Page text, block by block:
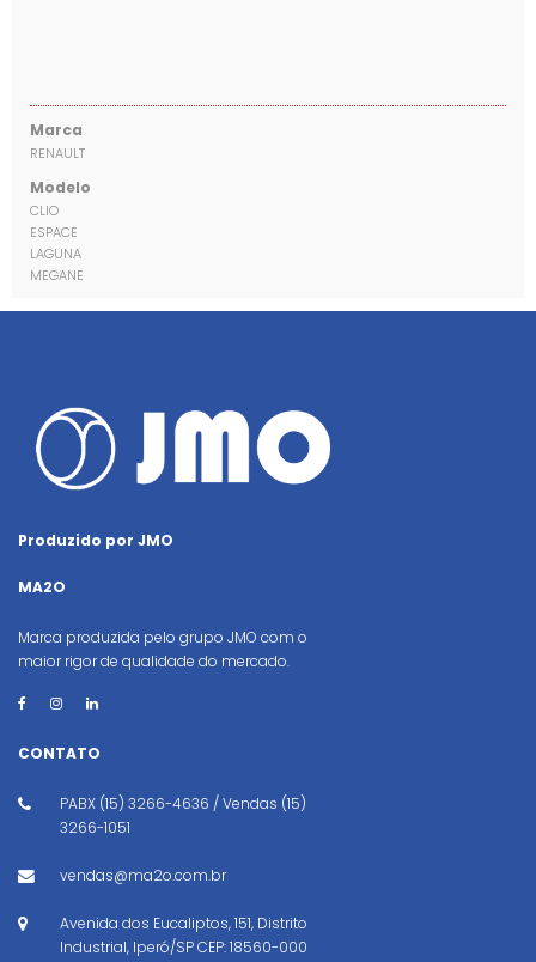
Marca
RENAULT
Modelo
CLIO
ESPACE
LAGUNA
MEGANE
Produzido por JMO
MA2O
Marca produzida pelo grupo JMO com o
maior rigor de qualidade do mercado.
CONTATO
PABX (15) 3266-4636 / Vendas (15)
3266-1051
vendas@ma2o.com.br
Avenida dos Eucaliptos, 151, Distrito
Industrial, Iperó/SP CEP: 18560-000